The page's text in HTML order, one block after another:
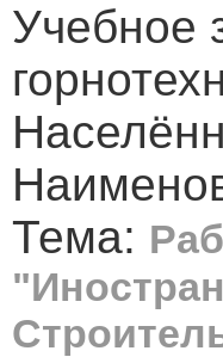
Учебное
Тема: